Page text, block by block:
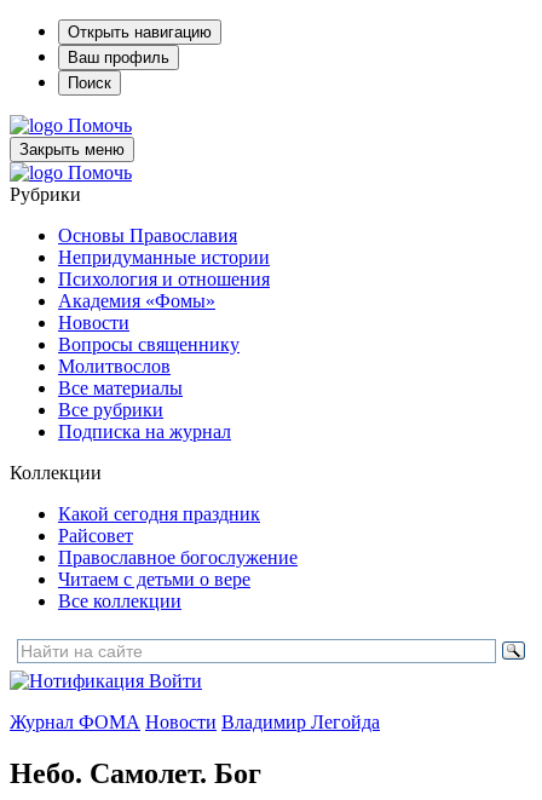
Открыть навигацию
Ваш профиль
Поиск
Помочь
Закрыть меню
Помочь
Рубрики
Основы Православия
Непридуманные истории
Психология и отношения
Академия «Фомы»
Новости
Вопросы священнику
Молитвослов
Все материалы
Все рубрики
Подписка на журнал
Коллекции
Какой сегодня праздник
Райсовет
Православное богослужение
Читаем с детьми о вере
Все коллекции
Войти
Журнал ФОМА Новости Владимир Легойда
Небо. Самолет. Бог